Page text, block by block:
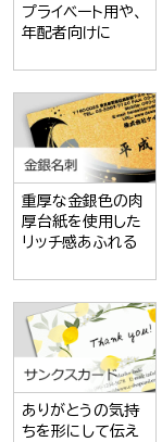
プライベート用や、
年配者向けに
重厚な金銀色の肉
厚台紙を使用した
リッチ感あふれる
ありがとうの気持
ちを形にして伝え